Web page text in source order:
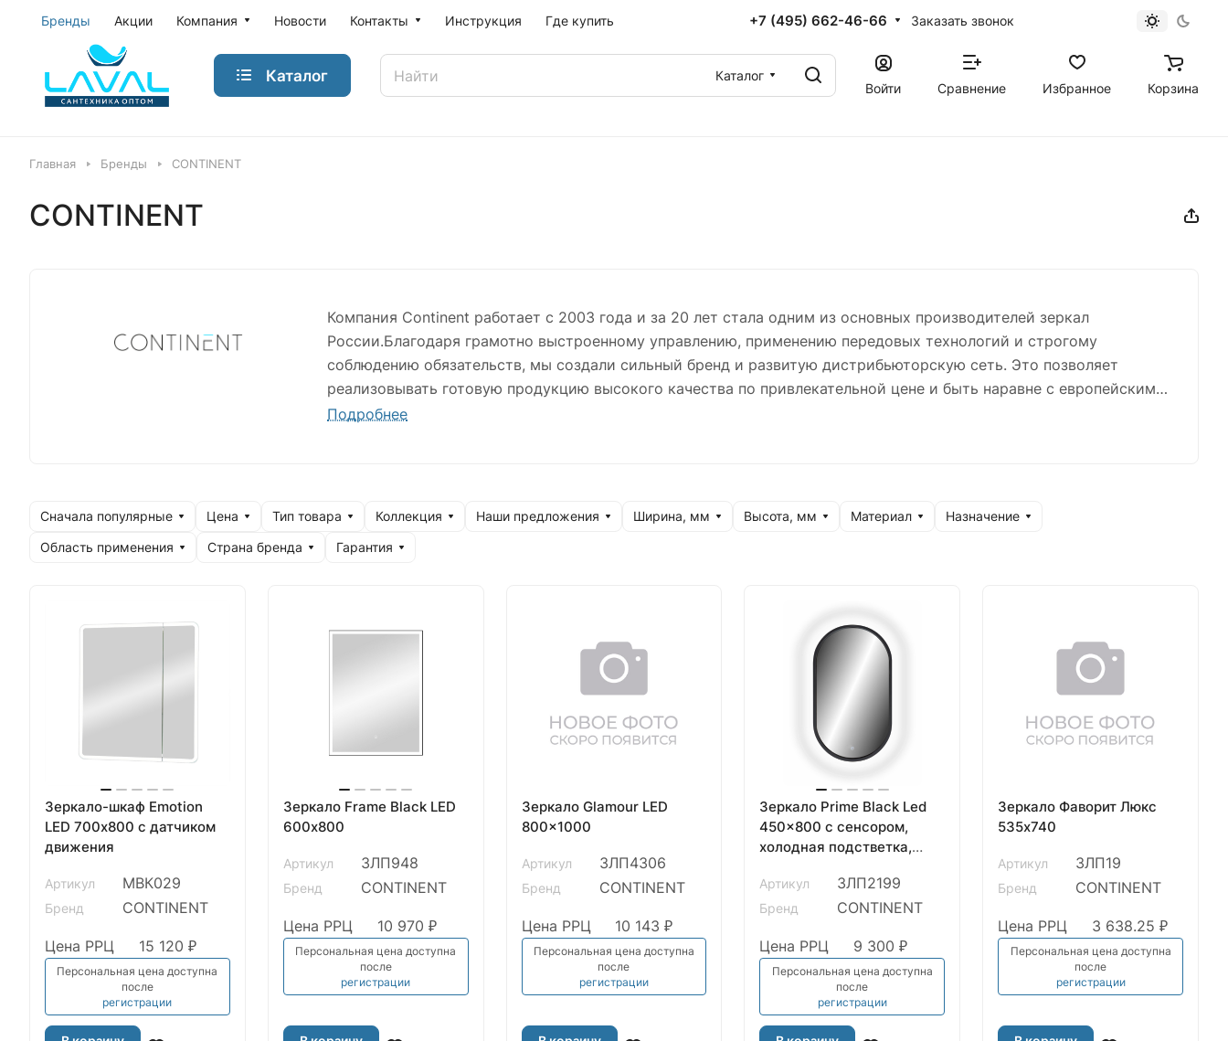
Бренды Акции Компания Новости Контакты Инструкция Где купить +7 (495) 662-46-66 Заказать звонок
Каталог
Каталог
Войти
Сравнение Избранное Корзина
Главная Бренды CONTINENT
CONTINENT
Компания Continent работает с 2003 года и за 20 лет стала одним из основных производителей зеркал
России.Благодаря грамотно выстроенному управлению, применению передовых технологий и строгому
соблюдению обязательств, мы создали сильный бренд и развитую дистрибьюторскую сеть. Это позволяет
реализовывать готовую продукцию высокого качества по привлекательной цене и быть наравне с европейскими
аналогами.
Подробнее
Сначала популярные Цена Тип товара Коллекция Наши предложения Ширина, мм Высота, мм Материал
Назначение
Область применения
Страна бренда Гарантия
Зеркало-шкаф Emotion
LED 700х800 с датчиком
движения
Артикул МВК029
Бренд CONTINENT
Цена РРЦ 15 120 ₽
Персональная цена доступна
после
регистрации
Зеркало Frame Black LED
600х800
Артикул ЗЛП948
Бренд CONTINENT
Цена РРЦ 10 970 ₽
Персональная цена доступна
после
регистрации
Зеркало Glamour LED
800x1000
Артикул ЗЛП4306
Бренд CONTINENT
Цена РРЦ 10 143 ₽
Персональная цена доступна
после
регистрации
Зеркало Prime Black Led
450x800 с сенсором,
холодная подстветка,
Артикул ЗЛП2199
Бренд CONTINENT
Цена РРЦ 9 300 ₽
Персональная цена доступна
после
регистрации
Зеркало Фаворит Люкс
535х740
Артикул ЗЛП19
Бренд CONTINENT
Цена РРЦ 3 638.25 ₽
Персональная цена доступна
после
регистрации